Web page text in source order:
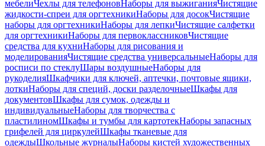
мебелиЧехлы для телефоновНаборы для выжиганияЧистящие
жидкости-спреи для оргтехникиНаборы для досокЧистящие
наборы для оргтехникиНаборы для лепкиЧистящие салфетки
для оргтехникиНаборы для первоклассниковЧистящие
средства для кухниНаборы для рисования и
моделированияЧистящие средства универсальныеНаборы для
росписи по стеклуШары воздушныеНаборы для
рукоделияШкафчики для ключей, аптечки, почтовые ящики,
лоткиНаборы для специй, доски разделочныеШкафы для
документовШкафы для сумок, одежды и
индивидуальныеНаборы для творчества с
пластилиномШкафы и тумбы для картотекНаборы запасных
грифелей для циркулейШкафы тканевые для
одеждыШкольные журналыНаборы кистей художественных